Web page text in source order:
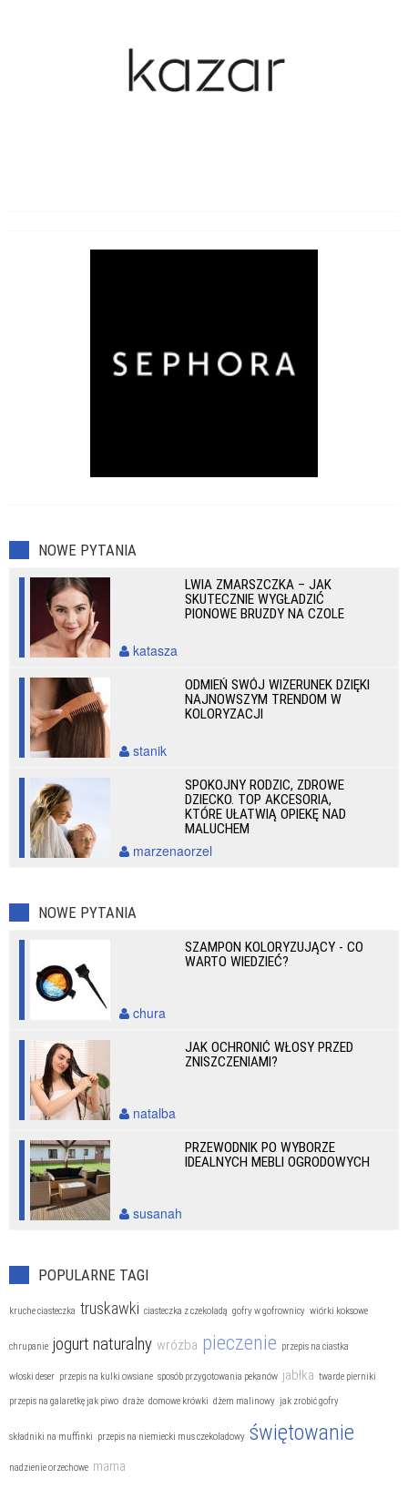
NOWE PYTANIA
LWIA ZMARSZCZKA – JAK
SKUTECZNIE WYGŁADZIĆ
PIONOWE BRUZDY NA CZOLE
katasza
ODMIEŃ SWÓJ WIZERUNEK DZIĘKI
NAJNOWSZYM TRENDOM W
KOLORYZACJI
stanik
SPOKOJNY RODZIC, ZDROWE
DZIECKO. TOP AKCESORIA,
KTÓRE UŁATWIĄ OPIEKĘ NAD
MALUCHEM
marzenaorzel
NOWE PYTANIA
SZAMPON KOLORYZUJĄCY - CO
WARTO WIEDZIEĆ?
chura
JAK OCHRONIĆ WŁOSY PRZED
ZNISZCZENIAMI?
natalba
PRZEWODNIK PO WYBORZE
IDEALNYCH MEBLI OGRODOWYCH
susanah
POPULARNE TAGI
kruche ciasteczka truskawki ciasteczka z czekoladą gofry w gofrownicy wiórki koksowe
chrupanie jogurt naturalny wróżba pieczenie przepis na ciastka
włoski deser przepis na kulki owsiane sposób przygotowania pekanów jabłka twarde pierniki
przepis na galaretkę jak piwo draże domowe krówki dżem malinowy jak zrobić gofry
składniki na muffinki przepis na niemiecki mus czekoladowy świętowanie
nadzienie orzechowe mama